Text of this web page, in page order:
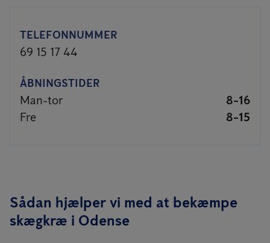
TELEFONNUMMER
69 15 17 44
ÅBNINGSTIDER
Man-tor
8-16
Fre
8-15
Sådan hjælper vi med at bekæmpe
skægkræ i Odense